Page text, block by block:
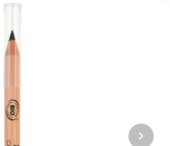
›